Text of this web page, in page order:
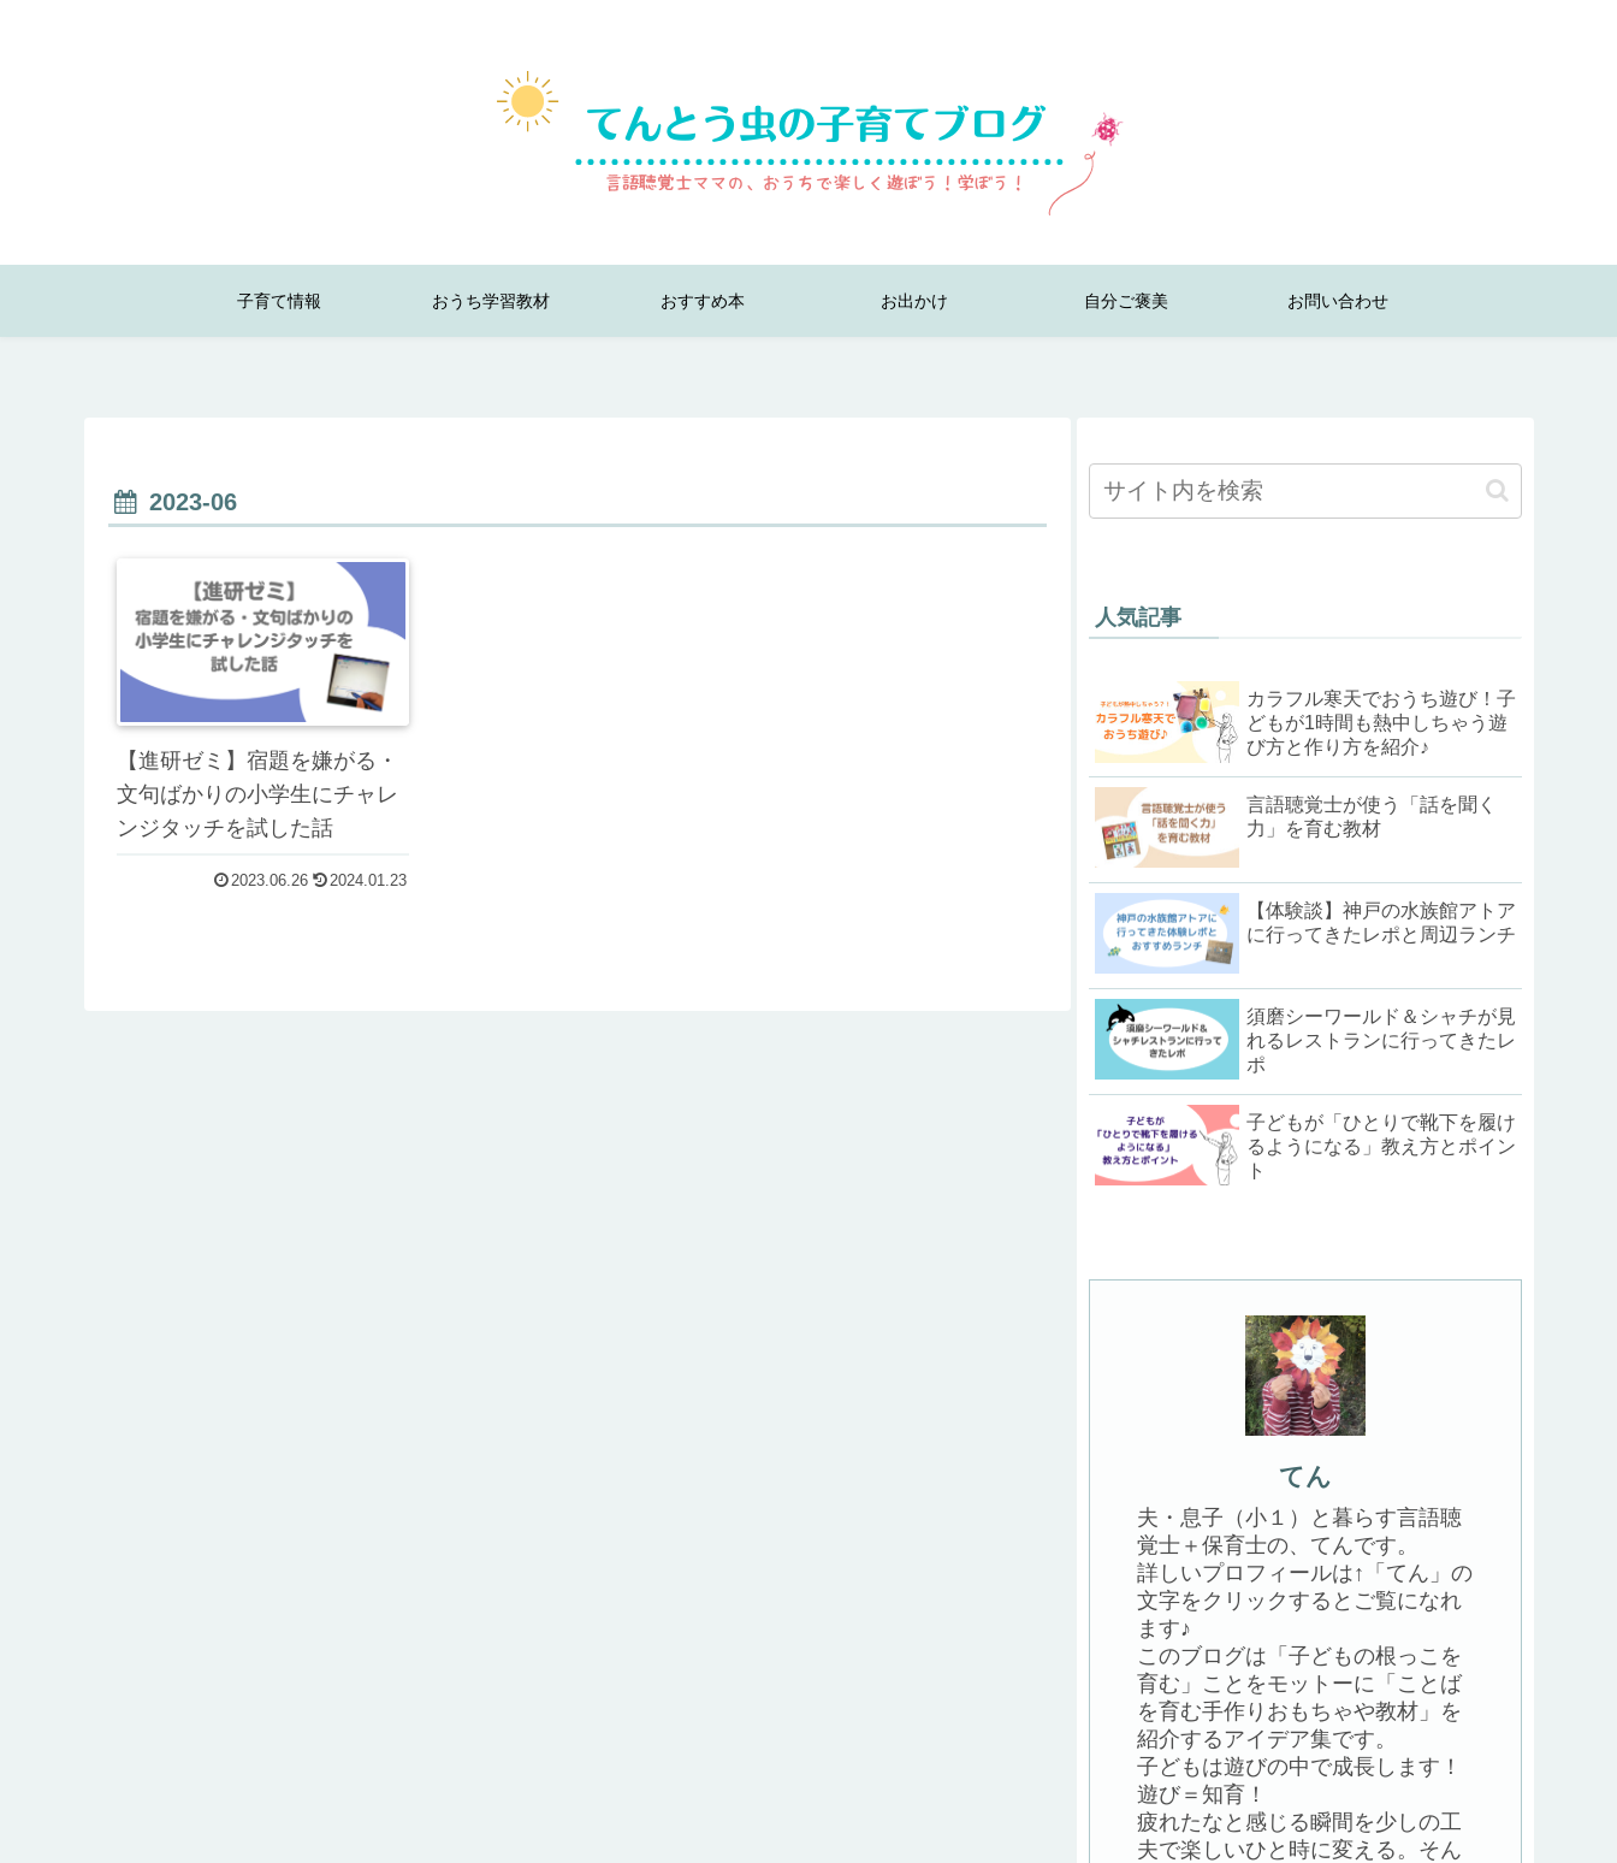
子育て情報 おうち学習教材 おすすめ本 お出かけ 自分ご褒美 お問い合わせ
2023-06
【進研ゼミ】宿題を嫌がる・
文句ばかりの小学生にチャレ
ンジタッチを試した話
2023.06.26 2024.01.23
人気記事
カラフル寒天でおうち遊び！子
どもが1時間も熱中しちゃう遊
び方と作り方を紹介♪
言語聴覚士が使う「話を聞く
力」を育む教材
【体験談】神戸の水族館アトア
に行ってきたレポと周辺ランチ
須磨シーワールド＆シャチが見
れるレストランに行ってきたレ
ポ
子どもが「ひとりで靴下を履け
るようになる」教え方とポイン
ト
てん
夫・息子（小１）と暮らす言語聴
覚士＋保育士の、てんです。
詳しいプロフィールは↑「てん」の
文字をクリックするとご覧になれ
ます♪
このブログは「子どもの根っこを
育む」ことをモットーに「ことば
を育む手作りおもちゃや教材」を
紹介するアイデア集です。
子どもは遊びの中で成長します！
遊び＝知育！
疲れたなと感じる瞬間を少しの工
夫で楽しいひと時に変える。そん